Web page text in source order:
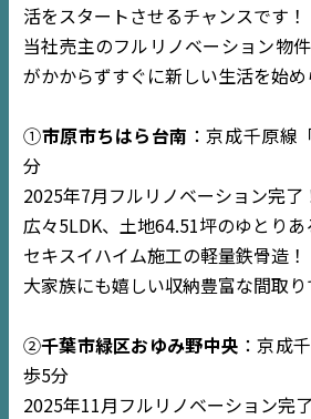
活をスタートさせるチャンスです！
当社売主のフルリノベーション物
がかからずすぐに新しい生活を始め
①市原市ちはら台南 ：京成千原線
分
2025年7月フルリノベーション完了
広々5LDK、土地64.51坪のゆとりあ
セキスイハイム施工の軽量鉄骨造！
大家族にも嬉しい収納豊富な間取り
②千葉市緑区おゆみ野中央 ：京成
歩5分
2025年11月フルリノベーション完了